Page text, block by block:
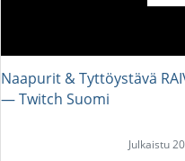
Naapurit & Tyttöystävä
― Twitch Suomi
Julkaistu